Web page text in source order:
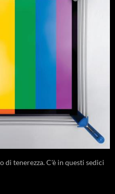
tenerezza. C'è in questi sedici